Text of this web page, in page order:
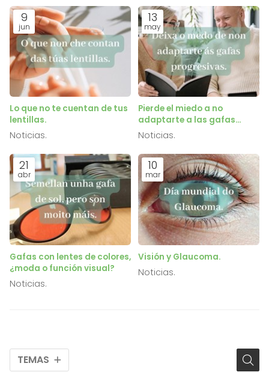
TEMAS
9
jun
Lo que no te cuentan de tus
lentillas.
Noticias.
13
may
Pierde el miedo a no
adaptarte a las gafas
progresivas.
Noticias.
21
abr
Gafas con lentes de colores,
¿moda o función visual?
Noticias.
10
mar
Visión y Glaucoma.
Noticias.